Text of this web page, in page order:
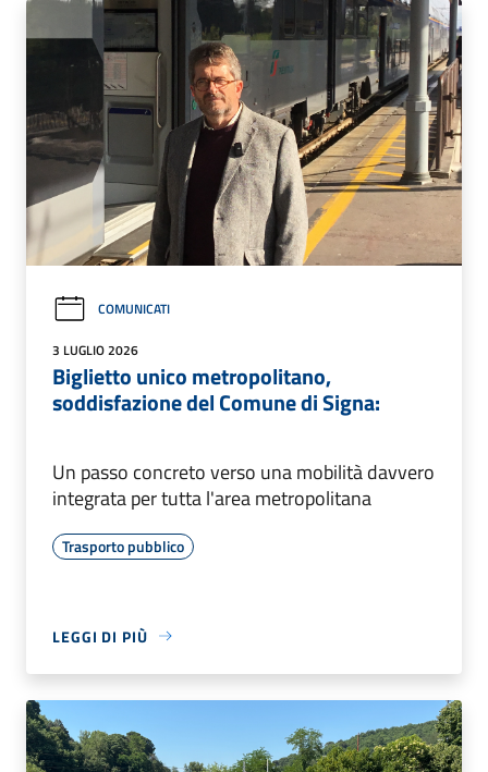
COMUNICATI
3 LUGLIO 2026
Biglietto unico metropolitano,
soddisfazione del Comune di Signa:
Un passo concreto verso una mobilità davvero
integrata per tutta l'area metropolitana
Trasporto pubblico
LEGGI DI PIÙ